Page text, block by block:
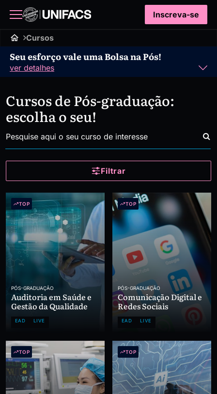
Inscreva-se
Cursos
Seu esforço vale uma Bolsa na Pós!
ver detalhes
Cursos de Pós-graduação:
escolha o seu!
Filtrar
TOP
PÓS-GRADUAÇÃO
Auditoria em Saúde e
Gestão da Qualidade
EAD LIVE
TOP
PÓS-GRADUAÇÃO
Comunicação Digital e
Redes Sociais
EAD LIVE
TOP TOP